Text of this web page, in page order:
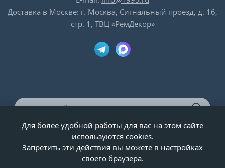
Доставка в Москве: г. Москва, Сигнальный проезд, д. 16,
стр. 1, ТВЦ «РемДекор»
© ООО «Двери-и-точка», ИНН 5020092947, 1995-2026 г.
Для более удобной работы для вас на этом сайте
используются cookies.
Запретить эти действия вы можете в настройках
своего браузера.